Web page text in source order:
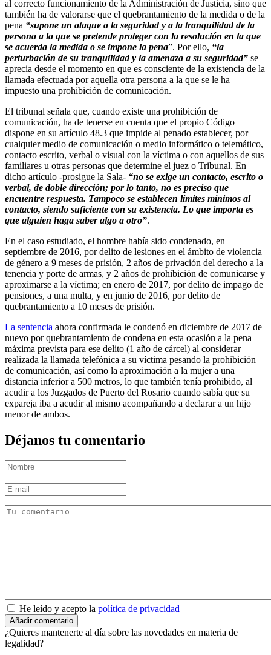
al correcto funcionamiento de la Administración de Justicia, sino que
también ha de valorarse que el quebrantamiento de la medida o de la
pena “supone un ataque a la seguridad y a la tranquilidad de la
persona a la que se pretende proteger con la resolución en la que
se acuerda la medida o se impone la pena”. Por ello, “la
perturbación de su tranquilidad y la amenaza a su seguridad” se
aprecia desde el momento en que es consciente de la existencia de la
llamada efectuada por aquella otra persona a la que se le ha
impuesto una prohibición de comunicación.
El tribunal señala que, cuando existe una prohibición de
comunicación, ha de tenerse en cuenta que el propio Código
dispone en su artículo 48.3 que impide al penado establecer, por
cualquier medio de comunicación o medio informático o telemático,
contacto escrito, verbal o visual con la víctima o con aquellos de sus
familiares u otras personas que determine el juez o Tribunal. En
dicho artículo -prosigue la Sala- “no se exige un contacto, escrito o
verbal, de doble dirección; por lo tanto, no es preciso que
encuentre respuesta. Tampoco se establecen límites mínimos al
contacto, siendo suficiente con su existencia. Lo que importa es
que alguien haga saber algo a otro”.
En el caso estudiado, el hombre había sido condenado, en
septiembre de 2016, por delito de lesiones en el ámbito de violencia
de género a 9 meses de prisión, 2 años de privación del derecho a la
tenencia y porte de armas, y 2 años de prohibición de comunicarse y
aproximarse a la víctima; en enero de 2017, por delito de impago de
pensiones, a una multa, y en junio de 2016, por delito de
quebrantamiento a 10 meses de prisión.
La sentencia ahora confirmada le condenó en diciembre de 2017 de
nuevo por quebrantamiento de condena en esta ocasión a la pena
máxima prevista para ese delito (1 año de cárcel) al considerar
realizada la llamada telefónica a su víctima pesando la prohibición
de comunicación, así como la aproximación a la mujer a una
distancia inferior a 500 metros, lo que también tenía prohibido, al
acudir a los Juzgados de Puerto del Rosario cuando sabía que su
expareja iba a acudir al mismo acompañando a declarar a un hijo
menor de ambos.
Déjanos tu comentario
He leído y acepto la política de privacidad
¿Quieres mantenerte al día sobre las novedades en materia de
legalidad?